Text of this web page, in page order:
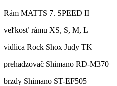
Rám MATTS 7. SPEED II
veľkosť rámu XS, S, M, L
vidlica Rock Shox Judy TK
prehadzovač Shimano RD-M370
brzdy Shimano ST-EF505